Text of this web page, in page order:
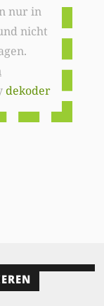
nur in
nicht
dekoder